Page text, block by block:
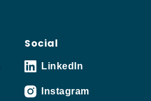
Social
LinkedIn
Instagram